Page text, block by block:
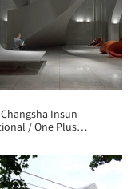
Insun
/ One Plus